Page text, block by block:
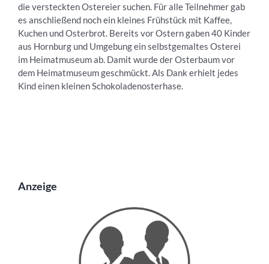
die versteckten Ostereier suchen. Für alle Teilnehmer gab
es anschließend noch ein kleines Frühstück mit Kaffee,
Kuchen und Osterbrot. Bereits vor Ostern gaben 40 Kinder
aus Hornburg und Umgebung ein selbstgemaltes Osterei
im Heimatmuseum ab. Damit wurde der Osterbaum vor
dem Heimatmuseum geschmückt. Als Dank erhielt jedes
Kind einen kleinen Schokoladenosterhase.
Anzeige